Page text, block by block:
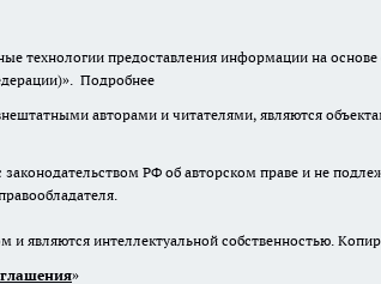
предоставления информации на основе
Подробнее
авторами и читателями, являются
РФ об авторском праве и не
являются интеллектуальной собственностью.
»